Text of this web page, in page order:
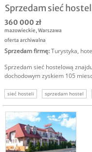
Sprzedam sieć
360 000 zł
mazowieckie,Warszawa
oferta archiwalna
Sprzedam firmę:Turystyka,
Sprzedam sieć hostelową
dochodowym zyskiem 105
sieć hosteli sprzedam hostel
inwestowanie w hotele